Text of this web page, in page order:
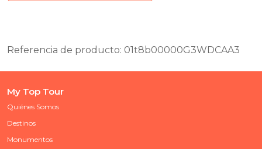
Referencia de producto: 01t8b00000G3WDCAA3
My Top Tour
Quiénes Somos
Destinos
Monumentos